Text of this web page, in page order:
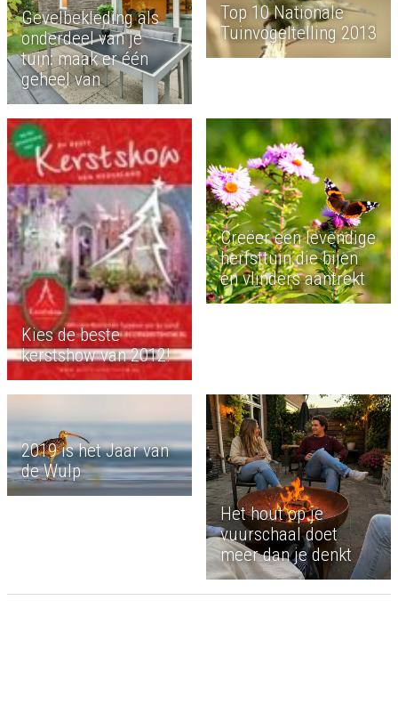
Gevelbekleding als
onderdeel van je
tuin: maak er één
geheel van
Top 10 Nationale
Tuinvogeltelling 2013
Kies de beste
kerstshow van 2012!
Creëer een levendige
herfsttuin die bijen
en vlinders aantrekt
2019 is het Jaar van
de Wulp
Het hout op je
vuurschaal doet
meer dan je denkt